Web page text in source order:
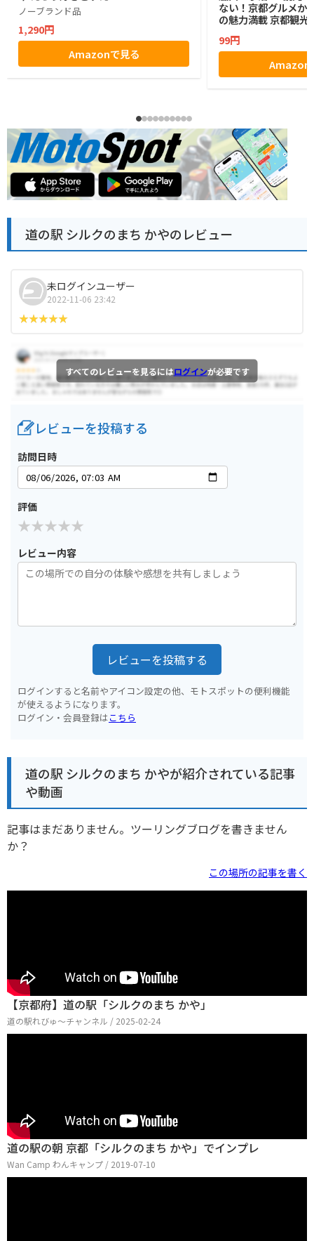
ノーブランド品
1,290円
Amazonで見る
ない！京都グルメか
の魅力満載 京都観光
99円
Amazon
道の駅 シルクのまち かやのレビュー
未ログインユーザー
2022-11-06 23:42
すべてのレビューを見るにはログインが必要です
レビューを投稿する
訪問日時
評価
レビュー内容
レビューを投稿する
ログインすると名前やアイコン設定の他、モトスポットの便利機能
が使えるようになります。
ログイン・会員登録はこちら
道の駅 シルクのまち かやが紹介されている記事
や動画
記事はまだありません。ツーリングブログを書きません
か？
この場所の記事を書く
【京都府】道の駅「シルクのまち かや」
道の駅れびゅ〜チャンネル / 2025-02-24
道の駅の朝 京都「シルクのまち かや」でインプレ
Wan Camp わんキャンプ / 2019-07-10